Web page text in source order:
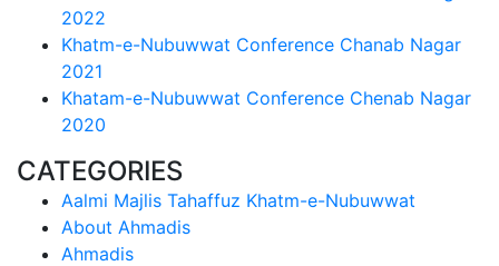
2022
Khatm-e-Nubuwwat Conference Chanab Nagar
2021
Khatam-e-Nubuwwat Conference Chenab Nagar
2020
CATEGORIES
Aalmi Majlis Tahaffuz Khatm-e-Nubuwwat
About Ahmadis
Ahmadis